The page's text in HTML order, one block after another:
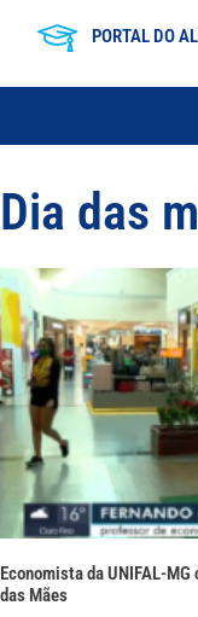
PORTAL DO
Dia das
Economista da UNIFAL-
das Mães